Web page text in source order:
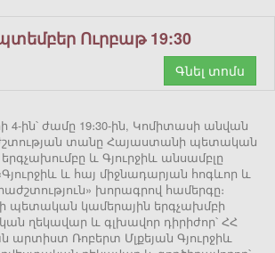
Ուրբաթ 19:30
Գնել տոմս
4-ին՝ ժամը 19։30-ին, Կոմիտասի անվան
տանը Հայաստանի պետական
և Գյուրջիև անսամբլը
և հայ միջնադարյան հոգևոր և
խորագրով համերգը։
պետական կամերային երգչախմբի
ղեկավար և գլխավոր դիրիժոր՝ ՀՀ
արտիստ Ռոբերտ Մլքեյան Գյուրջիև